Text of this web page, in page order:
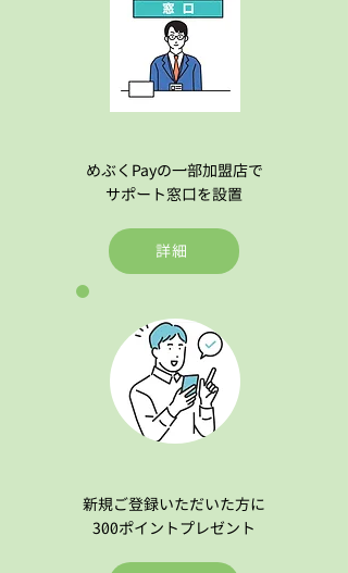
めぶくPayの一部加盟店で
サポート窓口を設置
詳細
新規ご登録いただいた方に
300ポイントプレゼント